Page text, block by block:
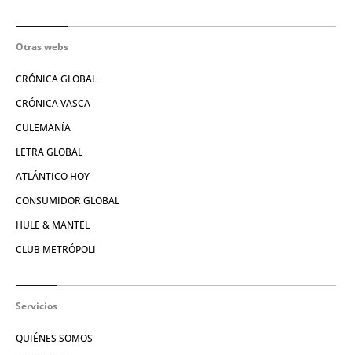
Otras webs
CRÓNICA GLOBAL
CRÓNICA VASCA
CULEMANÍA
LETRA GLOBAL
ATLÁNTICO HOY
CONSUMIDOR GLOBAL
HULE & MANTEL
CLUB METRÓPOLI
Servicios
QUIÉNES SOMOS